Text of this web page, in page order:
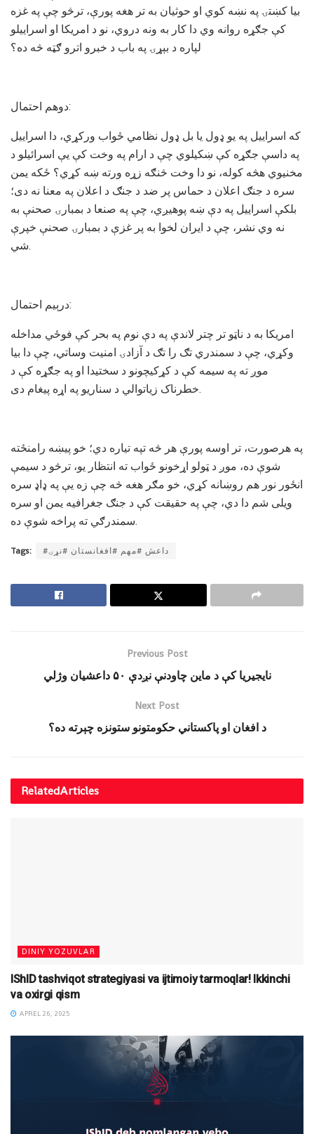
بیا کښتۍ په نښه کوي او حوثیان به تر هغه پورې، ترڅو چې په غزه
کې جګړه روانه وي دا کار به ونه دروي، نو د امریکا او اسراییلو
لپاره د بېړۍ په باب د خبرو اترو ګټه څه ده؟
دوهم احتمال:
که اسراییل په یو ډول یا بل ډول نظامي ځواب ورکړي، دا اسراییل
په داسې جګړه کې ښکیلوي چې د ارام په وخت کې یې اسرائیلو د
مخنیوي هڅه کوله، نو دا وخت څنګه زړه ورته ښه کړي؟ ځکه یمن
سره د جنګ اعلان د حماس پر ضد د جنګ د اعلان په معنا نه دی؛
بلکې اسراییل په دې ښه پوهیږي، چې په صنعا د بمبارۍ صحنې به
نه وي نشر، چې د ایران لخوا به پر غزې د بمبارۍ صحنې خپرې
شي.
درېیم احتمال:
امریکا به د ناټو تر چتر لاندې په دې نوم په بحر کې فوځي مداخله
وکړي، چې د سمندري تګ را تګ د آزادۍ امنیت وساتي، چې دا بیا
موږ ته په سیمه کې د کړکیچونو د سختیدا او په جګړه کې د
خطرناک زیاتوالي د سناریو په اړه پیغام دی.
په هرصورت، تر اوسه پورې هر څه تپه تیاره دي؛ خو پیښه رامنځته
شوې ده، موږ د ټولو اړخونو ځواب ته انتظار یو، ترڅو د سیمې
انځور نور هم روښانه کړي، خو مګر هغه څه چې زه یې په ډاډ سره
ویلی شم دا دي، چې په حقیقت کې د جنګ جغرافیه یمن او سره
سمندرګي ته پراخه شوې ده.
Tags: #داعش #مهم #افغانستان #نړۍ
Previous Post
نایجیریا کې د ماین چاودنې نږدې ۵۰ داعشیان وژلي
Next Post
د افغان او پاکستاني حکومتونو ستونزه چېرته ده؟
RelatedArticles
DINIY YOZUVLAR
IShID tashviqot strategiyasi va ijtimoiy tarmoqlar! Ikkinchi
va oxirgi qism
APREL 26, 2025